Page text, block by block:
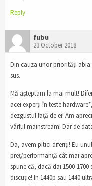
Reply
fubu
23 October 2018
Din cauza unor priorități
sus.
Mă așteptam la mai mult!
acei experți în teste
dezgustul față de ei! Am
vârful mainstream! Dar de
Da, avem pitici diferiți! Eu
preț/performanță cât mai
spune că, dacă dai 1500-
discuție! In 1440p sau 1440